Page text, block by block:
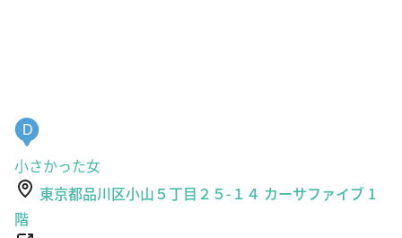
小さかった女
東京都品川区小山５丁目２５-１４ カーサファイブ 1
階